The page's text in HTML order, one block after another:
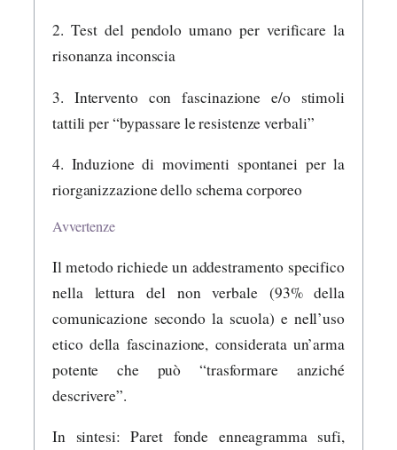
2. Test del pendolo umano per verificare la
risonanza inconscia
3. Intervento con fascinazione e/o stimoli
tattili per “bypassare le resistenze verbali”
4. Induzione di movimenti spontanei per la
riorganizzazione dello schema corporeo
Avvertenze
Il metodo richiede un addestramento specifico
nella lettura del non verbale (93% della
comunicazione secondo la scuola) e nell’uso
etico della fascinazione, considerata un’arma
potente che può “trasformare anziché
descrivere”.
In sintesi: Paret fonde enneagramma sufi,